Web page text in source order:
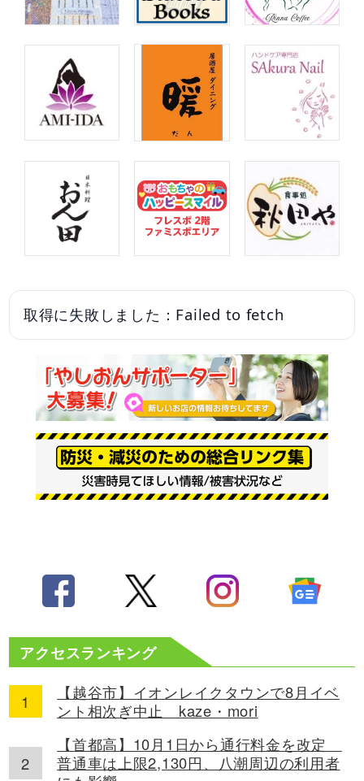
取得に失敗しました：Failed to fetch
アクセスランキング
【越谷市】イオンレイクタウンで8月イベ
ント相次ぎ中止 kaze・mori
【首都高】10月1日から通行料金を改定
普通車は上限2,130円、八潮周辺の利用者